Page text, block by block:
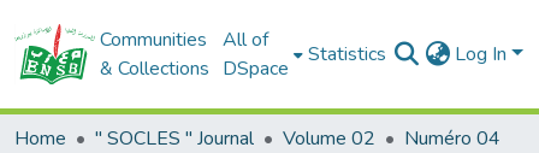
Communities
& Collections
All of
DSpace
Statistics Log In
Home " SOCLES " Journal Volume 02
Numéro 04